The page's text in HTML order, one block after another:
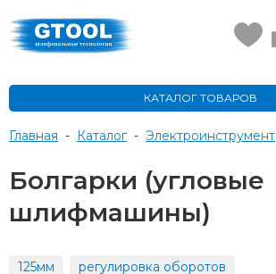
КАТАЛОГ ТОВАРОВ
Главная - Каталог - Электроинструмент
Болгарки (угловые
шлифмашины)
125мм регулировка оборотов